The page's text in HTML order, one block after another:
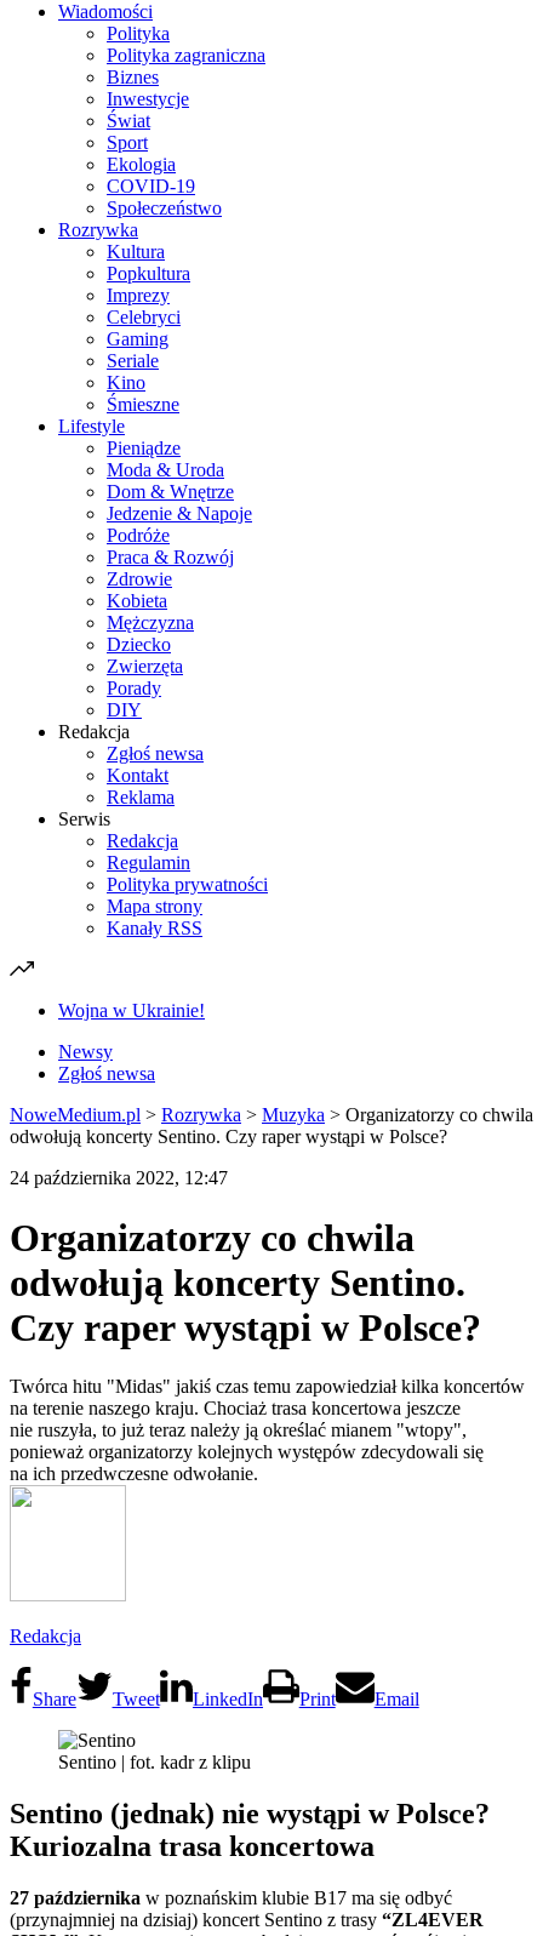
Wiadomości
Polityka
Polityka zagraniczna
Biznes
Inwestycje
Świat
Sport
Ekologia
COVID-19
Społeczeństwo
Rozrywka
Kultura
Popkultura
Imprezy
Celebryci
Gaming
Seriale
Kino
Śmieszne
Lifestyle
Pieniądze
Moda & Uroda
Dom & Wnętrze
Jedzenie & Napoje
Podróże
Praca & Rozwój
Zdrowie
Kobieta
Mężczyzna
Dziecko
Zwierzęta
Porady
DIY
Redakcja
Zgłoś newsa
Kontakt
Reklama
Serwis
Redakcja
Regulamin
Polityka prywatności
Mapa strony
Kanały RSS
Wojna w Ukrainie!
Newsy
Zgłoś newsa
NoweMedium.pl > Rozrywka > Muzyka > Organizatorzy co chwila
odwołują koncerty Sentino. Czy raper wystąpi w Polsce?
24 października 2022, 12:47
Organizatorzy co chwila
odwołują koncerty Sentino.
Czy raper wystąpi w Polsce?
Twórca hitu "Midas" jakiś czas temu zapowiedział kilka koncertów
na terenie naszego kraju. Chociaż trasa koncertowa jeszcze
nie ruszyła, to już teraz należy ją określać mianem "wtopy",
ponieważ organizatorzy kolejnych występów zdecydowali się
na ich przedwczesne odwołanie.
Redakcja
Share Tweet LinkedIn Print Email
Sentino | fot. kadr z klipu
Sentino (jednak) nie wystąpi w Polsce?
Kuriozalna trasa koncertowa
27 października w poznańskim klubie B17 ma się odbyć
(przynajmniej na dzisiaj) koncert Sentino z trasy “ZL4EVER